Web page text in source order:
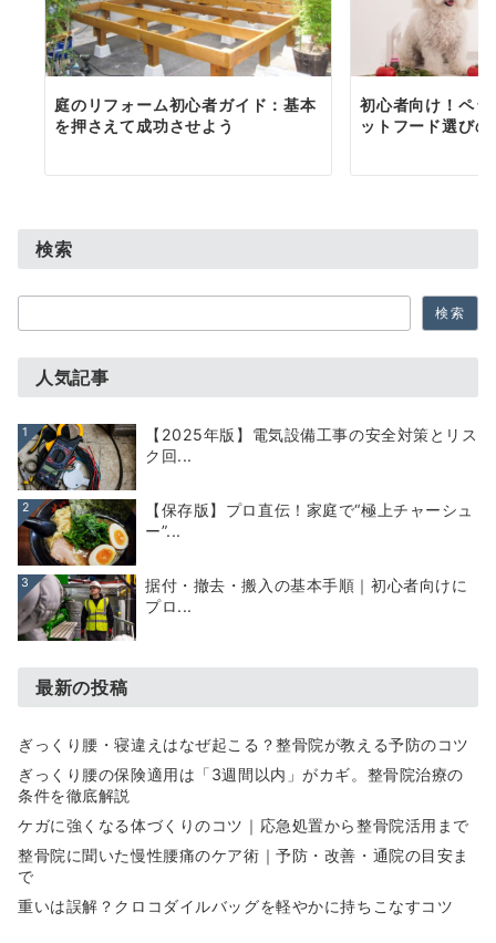
庭のリフォーム初心者ガイド：基本
を押さえて成功させよう
初心者向け！ペ
ットフード選び
検索
索
検索
人気記事
1
【2025年版】電気設備工事の安全対策とリス
ク回...
2
【保存版】プロ直伝！家庭で“極上チャーシュ
ー”...
3
据付・撤去・搬入の基本手順｜初心者向けに
プロ...
最新の投稿
ぎっくり腰・寝違えはなぜ起こる？整骨院が教える予防のコツ
ぎっくり腰の保険適用は「3週間以内」がカギ。整骨院治療の
条件を徹底解説
ケガに強くなる体づくりのコツ｜応急処置から整骨院活用まで
整骨院に聞いた慢性腰痛のケア術｜予防・改善・通院の目安ま
で
重いは誤解？クロコダイルバッグを軽やかに持ちこなすコツ